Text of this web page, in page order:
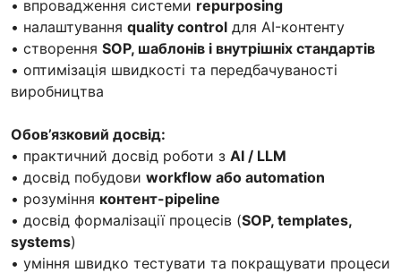
• впровадження системи repurposing
• налаштування quality control для AI-контенту
• створення SOP, шаблонів і внутрішніх стандартів
• оптимізація швидкості та передбачуваності
виробництва
Обов’язковий досвід:
• практичний досвід роботи з AI / LLM
• досвід побудови workflow або automation
• розуміння контент-pipeline
• досвід формалізації процесів (SOP, templates,
systems)
• уміння швидко тестувати та покращувати процеси